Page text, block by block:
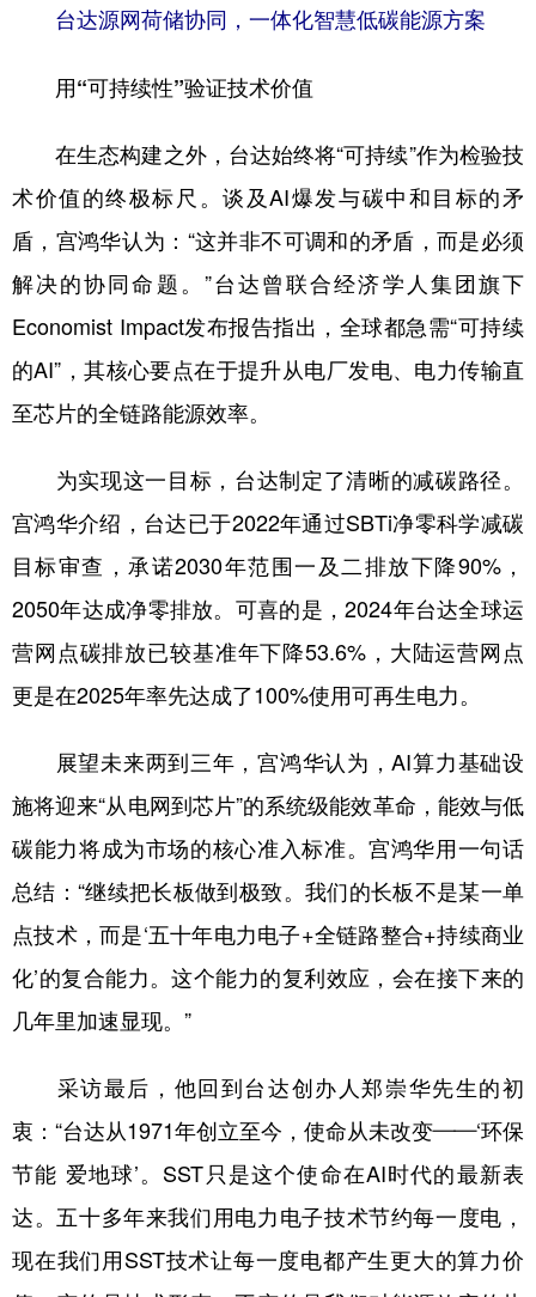
台达源网荷储协同，一体化智慧低碳能源方案
用“可持续性”验证技术价值
在生态构建之外，台达始终将“可持续”作为检验技
术价值的终极标尺。谈及AI爆发与碳中和目标的矛
盾，宫鸿华认为：“这并非不可调和的矛盾，而是必须
解决的协同命题。”台达曾联合经济学人集团旗下
Economist Impact发布报告指出，全球都急需“可持续
的AI”，其核心要点在于提升从电厂发电、电力传输直
至芯片的全链路能源效率。
为实现这一目标，台达制定了清晰的减碳路径。
宫鸿华介绍，台达已于2022年通过SBTi净零科学减碳
目标审查，承诺2030年范围一及二排放下降90%，
2050年达成净零排放。可喜的是，2024年台达全球运
营网点碳排放已较基准年下降53.6%，大陆运营网点
更是在2025年率先达成了100%使用可再生电力。
展望未来两到三年，宫鸿华认为，AI算力基础设
施将迎来“从电网到芯片”的系统级能效革命，能效与低
碳能力将成为市场的核心准入标准。宫鸿华用一句话
总结：“继续把长板做到极致。我们的长板不是某一单
点技术，而是‘五十年电力电子+全链路整合+持续商业
化’的复合能力。这个能力的复利效应，会在接下来的
几年里加速显现。”
采访最后，他回到台达创办人郑崇华先生的初
衷：“台达从1971年创立至今，使命从未改变——‘环保
节能 爱地球’。SST只是这个使命在AI时代的最新表
达。五十多年来我们用电力电子技术节约每一度电，
现在我们用SST技术让每一度电都产生更大的算力价